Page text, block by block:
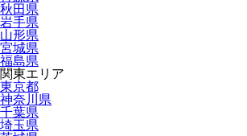
秋田県
岩手県
山形県
宮城県
福島県
関東エリア
東京都
神奈川県
千葉県
埼玉県